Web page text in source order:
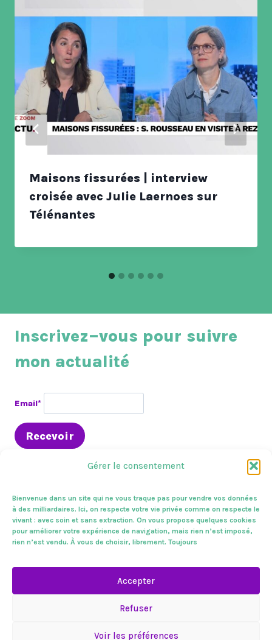
Gérer le consentement
Bienvenue dans un site qui ne vous traque pas pour vendre vos données
à des milliardaires. Ici, on respecte votre vie privée comme on respecte le
vivant : avec soin et sans extraction. On vous propose quelques cookies
pour améliorer votre expérience de navigation, mais rien n’est imposé,
rien n’est vendu. À vous de choisir, librement. Toujours
Accepter
Refuser
Voir les préférences
Maisons fissurées | interview
croisée avec Julie Laernoes sur
Télénantes
Inscrivez–vous pour suivre
mon actualité
Email*
En circo Presse & médias
A l’assemblée
Sur le terrain
Zoom sur Mes combats
© 2026 Vivantes. L'espace politique de Sandrine